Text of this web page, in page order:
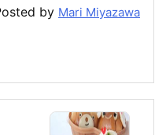
by Mari Miyazawa